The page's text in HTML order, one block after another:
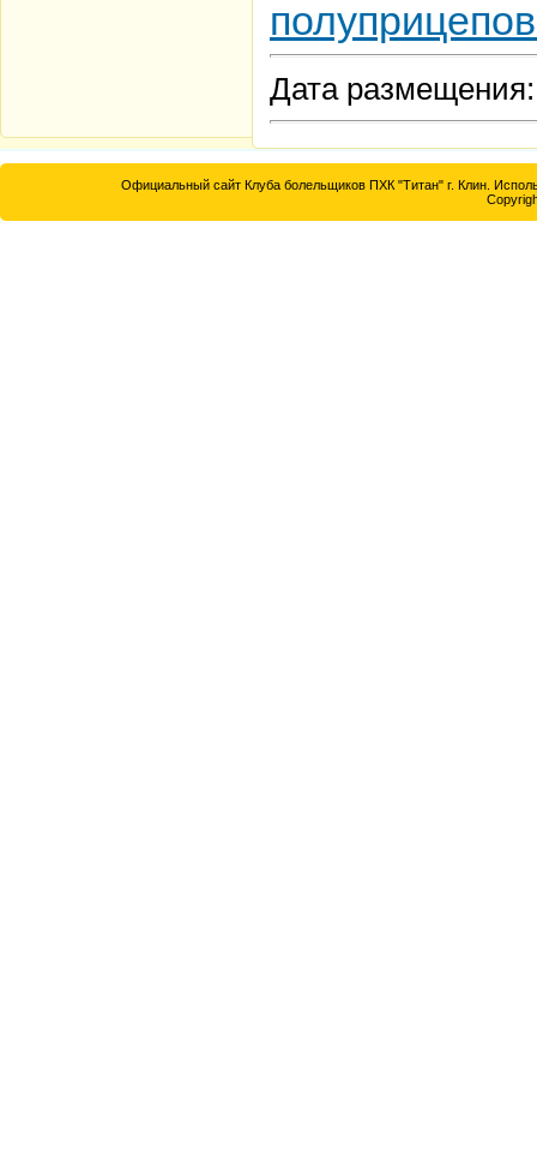
Дата
Официальный сайт Клуба болельщиков ПХК "Титан" г. Клин.